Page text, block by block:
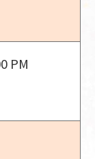
PM